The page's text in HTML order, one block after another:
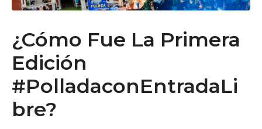
¿Cómo Fue La Primera
Edición
#PolladaconEntradaLi
Bre?